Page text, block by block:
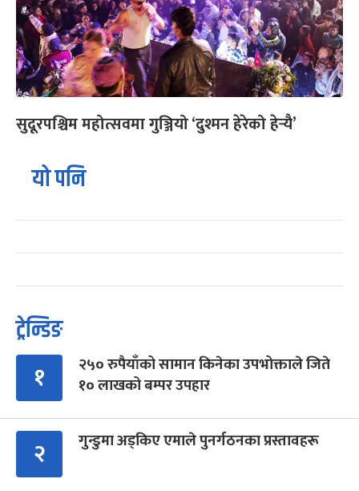
सुदूरपश्चिम महोत्सवमा गुञ्जियो ‘दुश्मन हेरेको हेर्‍यै’
यो पनि
ट्रेन्डिङ
१
२५० रुपैयाँको सामान किनेका उपभोक्ताले जिते
१० लाखको बम्पर उपहार
२ गुन्डुमा अड्किए एमाले पुनर्गठनका प्रस्तावहरू